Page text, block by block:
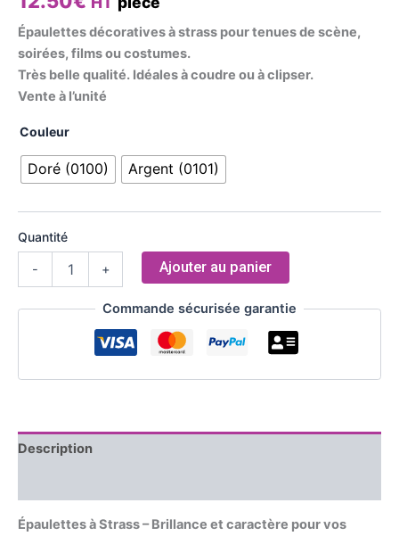
Épaulettes décoratives à strass pour tenues de scène,
soirées, films ou costumes.
Très belle qualité. Idéales à coudre ou à clipser.
Vente à l’unité
Couleur
Doré (0100) Argent (0101)
Quantité
- + Ajouter au panier
Commande sécurisée garantie
Description
Épaulettes à Strass – Brillance et caractère pour vos